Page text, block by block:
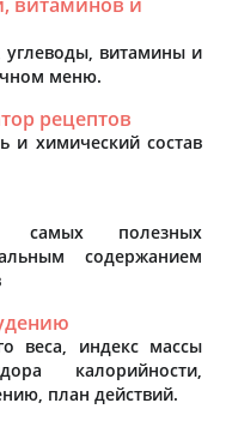
витамины и
меню.
рецептов
и химический состав
самых полезных
содержанием
веса, индекс массы
калорийности,
план действий.